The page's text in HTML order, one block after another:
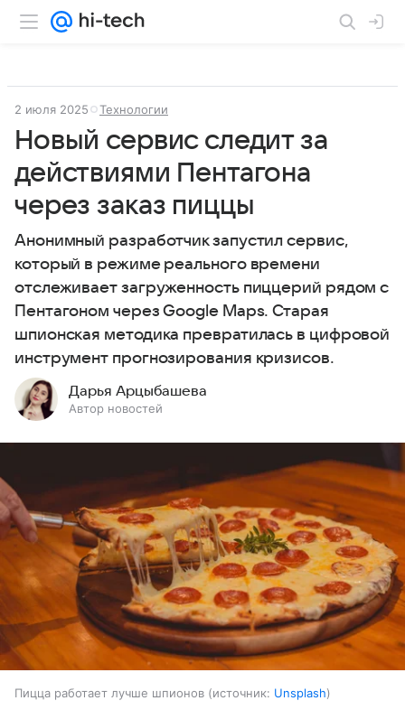
2 июля 2025 Технологии
Новый сервис следит за
действиями Пентагона
через заказ пиццы
Анонимный разработчик запустил сервис,
который в режиме реального времени
отслеживает загруженность пиццерий рядом с
Пентагоном через Google Maps. Старая
шпионская методика превратилась в цифровой
инструмент прогнозирования кризисов.
Дарья Арцыбашева
Автор новостей
Пицца работает лучше шпионов источник: Unsplash